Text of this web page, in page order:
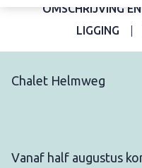
OMSCHRIJVING
LIGGING
Chalet Helmweg
Vanaf half augustus